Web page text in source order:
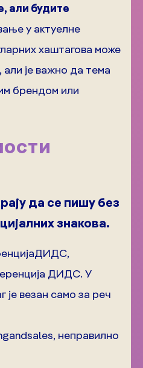
али будите
у актуелне
хаштагова може
је важно да тема
брендом или
да се пишу без
знакова.
ДИДС. У
је везан само за реч
неправилно